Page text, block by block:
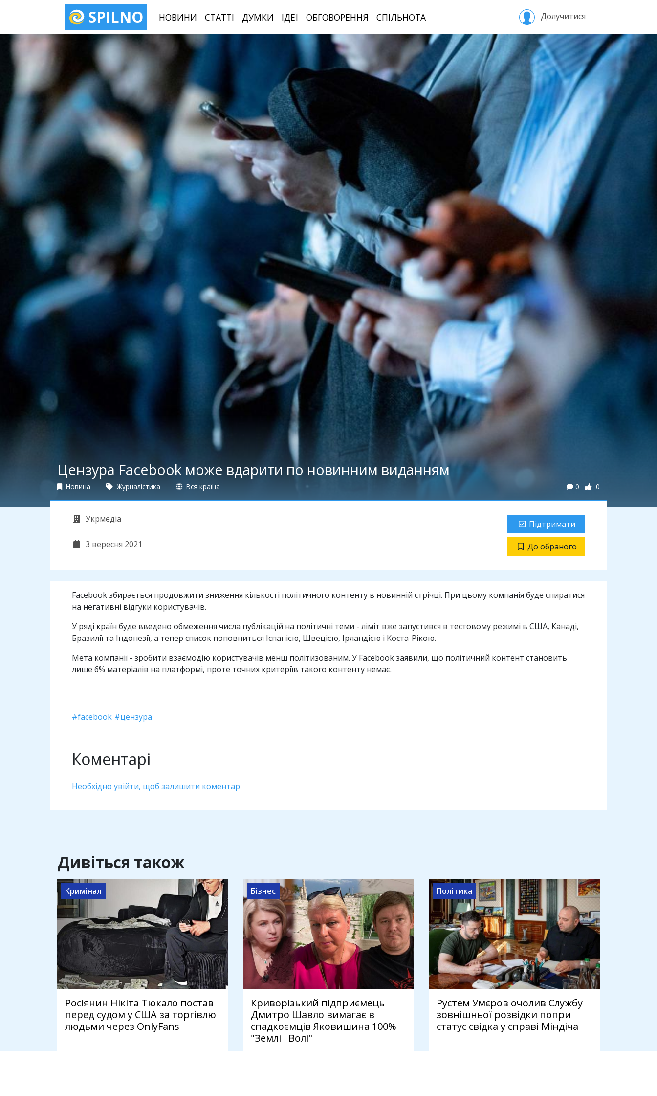
SPILNO НОВИНИ СТАТТІ ДУМКИ ІДЕЇ ОБГОВОРЕННЯ СПІЛЬНОТА Долучитися
Цензура Facebook може вдарити по новинним виданням
Новина Журналістика Вся країна 0 0
Укрмедіа
3 вересня 2021
Підтримати
До обраного
Facebook збирається продовжити зниження кількості політичного контенту в новинній стрічці. При цьому компанія буде спиратися
на негативні відгуки користувачів.
У ряді країн буде введено обмеження числа публікацій на політичні теми - ліміт вже запустився в тестовому режимі в США, Канаді,
Бразилії та Індонезії, а тепер список поповниться Іспанією, Швецією, Ірландією і Коста-Рікою.
Мета компанії - зробити взаємодію користувачів менш політизованим. У Facebook заявили, що політичний контент становить
лише 6% матеріалів на платформі, проте точних критеріїв такого контенту немає.
facebook цензура
Коментарі
Необхідно увійти, щоб залишити коментар
Дивіться також
Кримінал
Росіянин Нікіта Тюкало постав
перед судом у США за торгівлю
людьми через OnlyFans
Бізнес
Криворізький підприємець
Дмитро Шавло вимагає в
спадкоємців Яковишина 100%
"Землі і Волі"
Політика
Рустем Умєров очолив Службу
зовнішньої розвідки попри
статус свідка у справі Міндіча